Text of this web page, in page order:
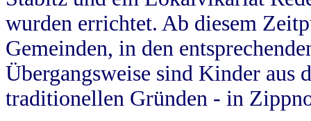
wurden errichtet. Ab diesem
Gemeinden, in den
Übergangsweise sind Kinder aus
traditionellen Gründen - in